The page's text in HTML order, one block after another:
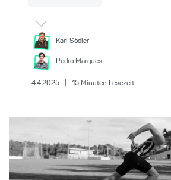
Karl Södler
Pedro Marques
4.4.2025 15 Minuten Lesezeit